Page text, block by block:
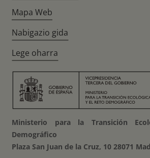
Mapa Web
Nabigazio gida
Lege oharra
Ministerio para la Transición
Demográfico
Plaza San Juan de la Cruz, 10 28071